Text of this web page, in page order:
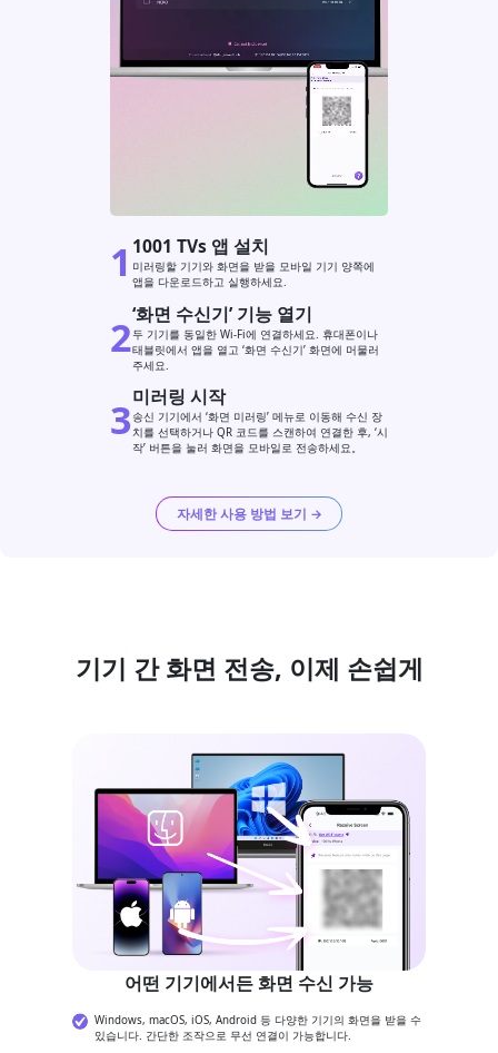
1 1001 TVs 앱 설치
미러링할 기기와 화면을 받을 모바일 기기 양쪽에
앱을 다운로드하고 실행하세요.
2‘화면 수신기’ 기능 열기
두 기기를 동일한 Wi-Fi에 연결하세요. 휴대폰이나
태블릿에서 앱을 열고 ‘화면 수신기’ 화면에 머물러
주세요.
3미러링 시작
송신 기기에서 ‘화면 미러링’ 메뉴로 이동해 수신 장
치를 선택하거나 QR 코드를 스캔하여 연결한 후, ‘시
작’ 버튼을 눌러 화면을 모바일로 전송하세요。
자세한 사용 방법 보기 →
기기 간 화면 전송, 이제 손쉽게
어떤 기기에서든 화면 수신 가능
Windows, macOS, iOS, Android 등 다양한 기기의 화면을 받을 수
있습니다. 간단한 조작으로 무선 연결이 가능합니다.